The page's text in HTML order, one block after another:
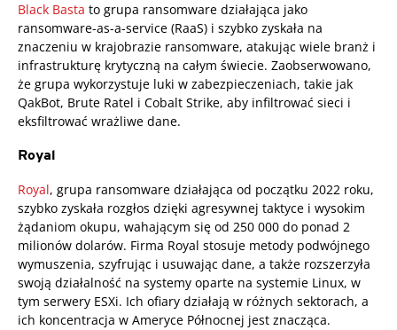
Black Basta to grupa ransomware działająca jako
ransomware-as-a-service (RaaS) i szybko zyskała na
znaczeniu w krajobrazie ransomware, atakując wiele branż i
infrastrukturę krytyczną na całym świecie. Zaobserwowano,
że grupa wykorzystuje luki w zabezpieczeniach, takie jak
QakBot, Brute Ratel i Cobalt Strike, aby infiltrować sieci i
eksfiltrować wrażliwe dane.
Royal
Royal, grupa ransomware działająca od początku 2022 roku,
szybko zyskała rozgłos dzięki agresywnej taktyce i wysokim
żądaniom okupu, wahającym się od 250 000 do ponad 2
milionów dolarów. Firma Royal stosuje metody podwójnego
wymuszenia, szyfrując i usuwając dane, a także rozszerzyła
swoją działalność na systemy oparte na systemie Linux, w
tym serwery ESXi. Ich ofiary działają w różnych sektorach, a
ich koncentracja w Ameryce Północnej jest znacząca.